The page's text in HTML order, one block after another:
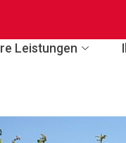
Leistungen